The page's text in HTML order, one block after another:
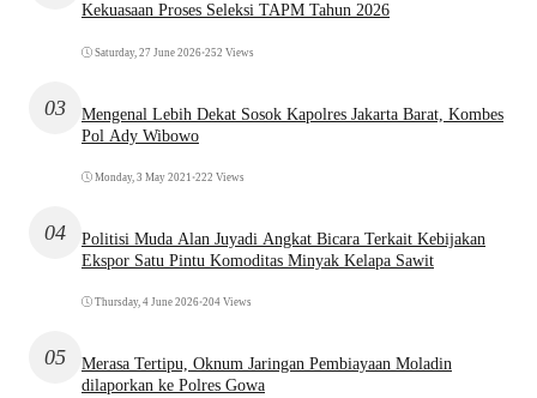
Kekuasaan Proses Seleksi TAPM Tahun 2026
Saturday, 27 June 2026•252 Views
03
Mengenal Lebih Dekat Sosok Kapolres Jakarta Barat, Kombes
Pol Ady Wibowo
Monday, 3 May 2021 •222 Views
04
Politisi Muda Alan Juyadi Angkat Bicara Terkait Kebijakan
Ekspor Satu Pintu Komoditas Minyak Kelapa Sawit
Thursday, 4 June 2026•204 Views
05
Merasa Tertipu, Oknum Jaringan Pembiayaan Moladin
dilaporkan ke Polres Gowa